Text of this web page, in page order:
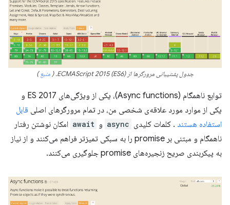
جدول پشتیبانی مرورگرها از ECMAScript 2015 (ES6). ( منبع)
توابع ناهمگام (Async functions)، یکی از ویژگی‌های ES 2017 و
یکی از موارد مورد علاقه‌ی شخصی من، در تمام مرورگرهای اصلی قابل
استفاده هستند . کلمات کلیدی async و await امکان نوشتن رفتار
ناهمگام و مبتنی بر promise را به سبکی تمیزتر فراهم می‌کنند و از نیاز
به پیکربندی صریح زنجیره‌های promise جلوگیری می‌کنند.